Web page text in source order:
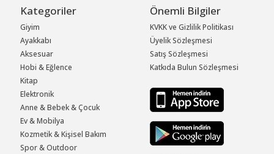
Kategoriler
Giyim
Ayakkabı
Aksesuar
Hobi & Eğlence
Kitap
Elektronik
Anne & Bebek & Çocuk
Ev & Mobilya
Kozmetik & Kişisel Bakım
Spor & Outdoor
Önemli Bilgiler
KVKK ve Gizlilik Politikası
Üyelik Sözleşmesi
Satış Sözleşmesi
Katkıda Bulun Sözleşmesi